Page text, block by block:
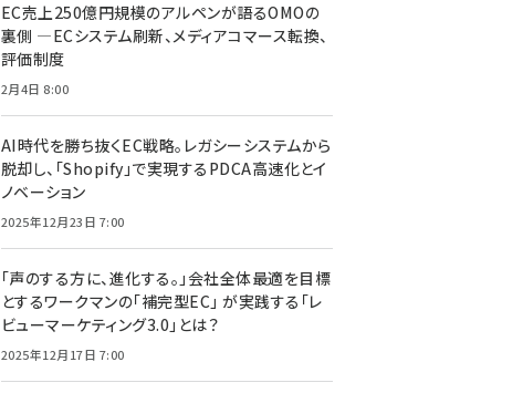
EC売上250億円規模のアルペンが語るOMOの
裏側 ―ECシステム刷新、メディアコマース転換、
評価制度
2月4日 8:00
AI時代を勝ち抜くEC戦略。レガシーシステムから
脱却し、「Shopify」で実現するPDCA高速化とイ
ノベーション
2025年12月23日 7:00
「声のする方に、進化する。」会社全体最適を目標
とするワークマンの「補完型EC」 が実践する「レ
ビューマーケティング3.0」とは？
2025年12月17日 7:00